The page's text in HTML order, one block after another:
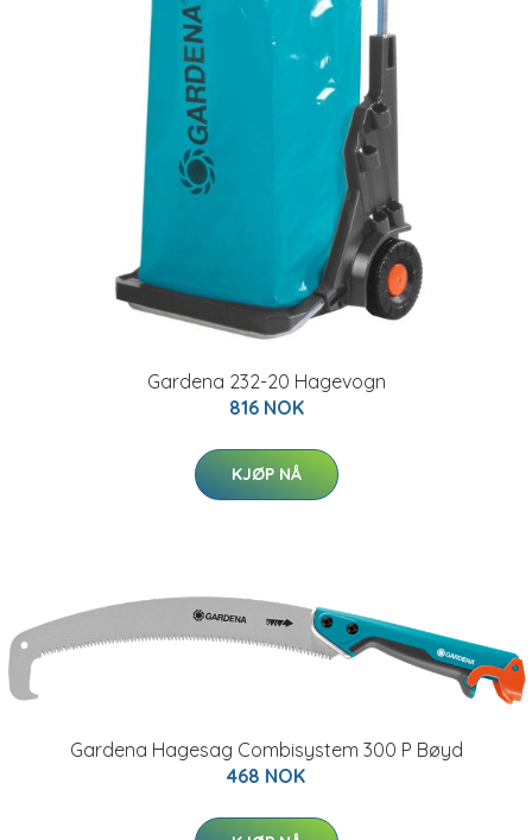
Gardena 232-20 Hagevogn
816 NOK
KJØP NÅ
Gardena Hagesag Combisystem 300 P Bøyd
468 NOK